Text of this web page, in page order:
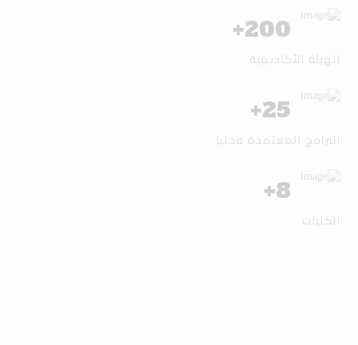
200
+
الهيئة الأكاديمية
25
+
البرامج المعتمدة محليا
8
+
الكليات